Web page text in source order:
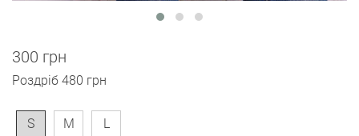
300 грн
Роздріб 480 грн
S M L